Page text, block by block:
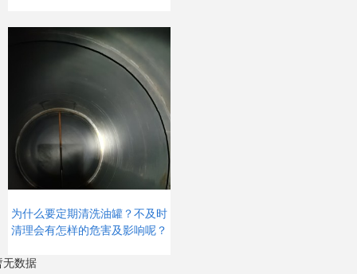
为什么要定期清洗油罐？不及时
清理会有怎样的危害及影响呢？
无数据